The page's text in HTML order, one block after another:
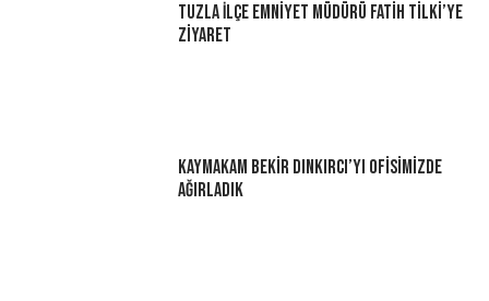
Tuzla İlçe Emniyet Müdürü Fatih Tilki’ye
Ziyaret
Kaymakam Bekir Dınkırcı’yı Ofisimizde
Ağırladık